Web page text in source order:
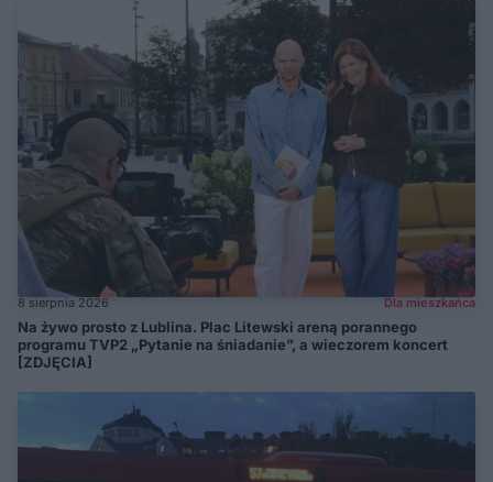
8 sierpnia 2026 Dla mieszkańca
Na żywo prosto z Lublina. Plac Litewski areną porannego
programu TVP2 „Pytanie na śniadanie”, a wieczorem koncert
[ZDJĘCIA]